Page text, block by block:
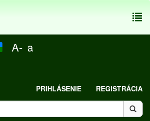
A- a
PRIHLÁSENIE REGISTRÁCIA